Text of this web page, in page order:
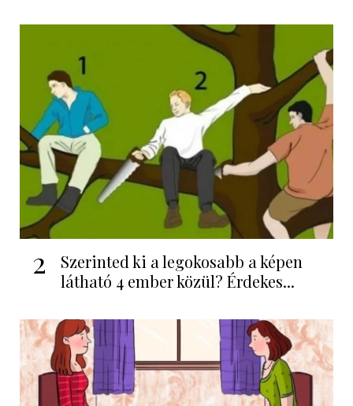
2
Szerinted ki a legokosabb a képen
látható 4 ember közül? Érdekes...